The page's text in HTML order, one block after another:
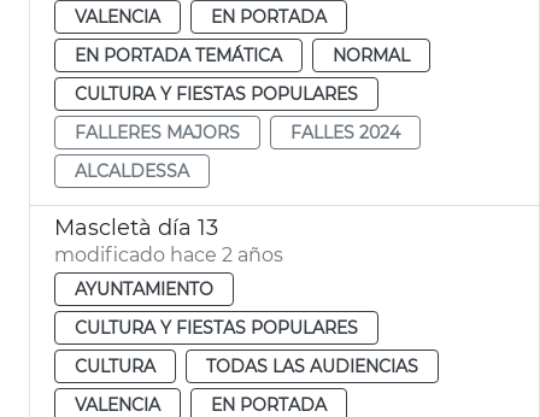
VALENCIA
EN PORTADA
EN PORTADA TEMÁTICA
NORMAL
CULTURA Y FIESTAS POPULARES
FALLERES MAJORS
FALLES 2024
ALCALDESSA
Mascletà día 13
modificado hace 2 años
AYUNTAMIENTO
CULTURA Y FIESTAS POPULARES
CULTURA
TODAS LAS AUDIENCIAS
VALENCIA
EN PORTADA